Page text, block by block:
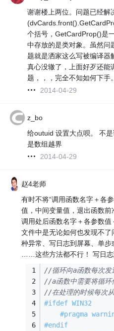
谢谢楼上两位。问题已经解
个括号，GetCardProp()是
中存放的是类对象。虽然问
题就是洒家这么写被编译器
真心没辙了，上面好歹还能
题，，，完全不知如何下手
2014-04-29
z_bo
给outuid 设置大点呗。 不
是数组越界
2014-04-29
赵4老师
有时不将“调用函数名字＋各
值，中间变量值，退出函数前
调用处后函数名字＋各参数值
文件中是无论如何也发现不
种异常、写日志到屏幕、单步
……这些方法都不行！ 写日志
//循环向a函数每次
//a函数中需要将循
//在处理的时候每次
#ifdef WIN32
#pragma
#endif